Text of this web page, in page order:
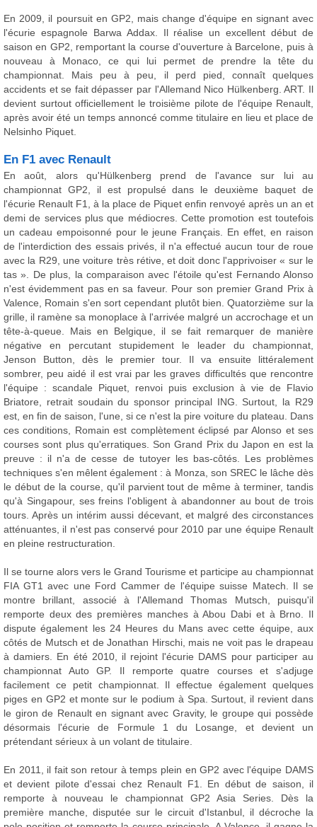
En 2009, il poursuit en GP2, mais change d'équipe en signant avec
l'écurie espagnole Barwa Addax. Il réalise un excellent début de
saison en GP2, remportant la course d'ouverture à Barcelone, puis à
nouveau à Monaco, ce qui lui permet de prendre la tête du
championnat. Mais peu à peu, il perd pied, connaît quelques
accidents et se fait dépasser par l'Allemand Nico Hülkenberg. ART. Il
devient surtout officiellement le troisième pilote de l'équipe Renault,
après avoir été un temps annoncé comme titulaire en lieu et place de
Nelsinho Piquet.
En F1 avec Renault
En août, alors qu'Hülkenberg prend de l'avance sur lui au
championnat GP2, il est propulsé dans le deuxième baquet de
l'écurie Renault F1, à la place de Piquet enfin renvoyé après un an et
demi de services plus que médiocres. Cette promotion est toutefois
un cadeau empoisonné pour le jeune Français. En effet, en raison
de l'interdiction des essais privés, il n'a effectué aucun tour de roue
avec la R29, une voiture très rétive, et doit donc l'apprivoiser « sur le
tas ». De plus, la comparaison avec l'étoile qu'est Fernando Alonso
n'est évidemment pas en sa faveur. Pour son premier Grand Prix à
Valence, Romain s'en sort cependant plutôt bien. Quatorzième sur la
grille, il ramène sa monoplace à l'arrivée malgré un accrochage et un
tête-à-queue. Mais en Belgique, il se fait remarquer de manière
négative en percutant stupidement le leader du championnat,
Jenson Button, dès le premier tour. Il va ensuite littéralement
sombrer, peu aidé il est vrai par les graves difficultés que rencontre
l'équipe : scandale Piquet, renvoi puis exclusion à vie de Flavio
Briatore, retrait soudain du sponsor principal ING. Surtout, la R29
est, en fin de saison, l'une, si ce n'est la pire voiture du plateau. Dans
ces conditions, Romain est complètement éclipsé par Alonso et ses
courses sont plus qu'erratiques. Son Grand Prix du Japon en est la
preuve : il n'a de cesse de tutoyer les bas-côtés. Les problèmes
techniques s'en mêlent également : à Monza, son SREC le lâche dès
le début de la course, qu'il parvient tout de même à terminer, tandis
qu'à Singapour, ses freins l'obligent à abandonner au bout de trois
tours. Après un intérim aussi décevant, et malgré des circonstances
atténuantes, il n'est pas conservé pour 2010 par une équipe Renault
en pleine restructuration.
Il se tourne alors vers le Grand Tourisme et participe au championnat
FIA GT1 avec une Ford Cammer de l'équipe suisse Matech. Il se
montre brillant, associé à l'Allemand Thomas Mutsch, puisqu'il
remporte deux des premières manches à Abou Dabi et à Brno. Il
dispute également les 24 Heures du Mans avec cette équipe, aux
côtés de Mutsch et de Jonathan Hirschi, mais ne voit pas le drapeau
à damiers. En été 2010, il rejoint l'écurie DAMS pour participer au
championnat Auto GP. Il remporte quatre courses et s'adjuge
facilement ce petit championnat. Il effectue également quelques
piges en GP2 et monte sur le podium à Spa. Surtout, il revient dans
le giron de Renault en signant avec Gravity, le groupe qui possède
désormais l'écurie de Formule 1 du Losange, et devient un
prétendant sérieux à un volant de titulaire.
En 2011, il fait son retour à temps plein en GP2 avec l'équipe DAMS
et devient pilote d'essai chez Renault F1. En début de saison, il
remporte à nouveau le championnat GP2 Asia Series. Dès la
première manche, disputée sur le circuit d'Istanbul, il décroche la